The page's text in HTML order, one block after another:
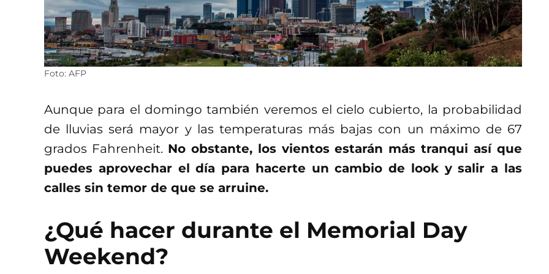
Foto: AFP
Aunque para el domingo también veremos el cielo cubierto, la probabilidad
de lluvias será mayor y las temperaturas más bajas con un máximo de 67
grados Fahrenheit. No obstante, los vientos estarán más tranqui así que
puedes aprovechar el día para hacerte un cambio de look y salir a las
calles sin temor de que se arruine.
¿Qué hacer durante el Memorial Day
Weekend?